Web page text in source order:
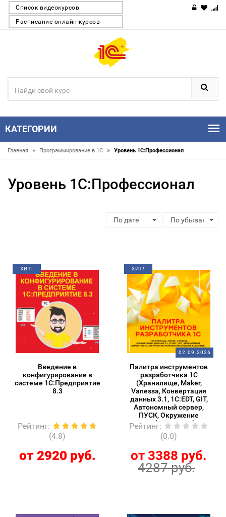
Список видеокурсов
Расписание онлайн-курсов
КАТЕГОРИИ
Главная » Программирование в 1С » Уровень 1С:Профессионал
Уровень 1С:Профессионал
ХИТ!
Введение в
конфигурирование в
системе 1С:Предприятие
8.3
Рейтинг:
(4.8)
от 2920 руб.
ХИТ!
02.09.2026
Палитра инструментов
разработчика 1С
(Хранилище, Maker,
Vanessa, Конвертация
данных 3.1, 1C:EDT, GIT,
Автономный сервер,
ПУСК, Окружение
разработки 1С/Silver
Bulleters)
Рейтинг:
(0.0)
от 3388 руб.
4287 руб.